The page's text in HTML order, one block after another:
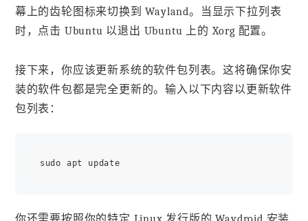
幕上的齿轮图标来切换到 Wayland。当显示下拉列表
时，点击 Ubuntu 以退出 Ubuntu 上的 Xorg 配置。
接下来，你应该更新系统的软件包列表。这将确保你安
装的软件包都是完全更新的。输入以下内容以更新软件
包列表：